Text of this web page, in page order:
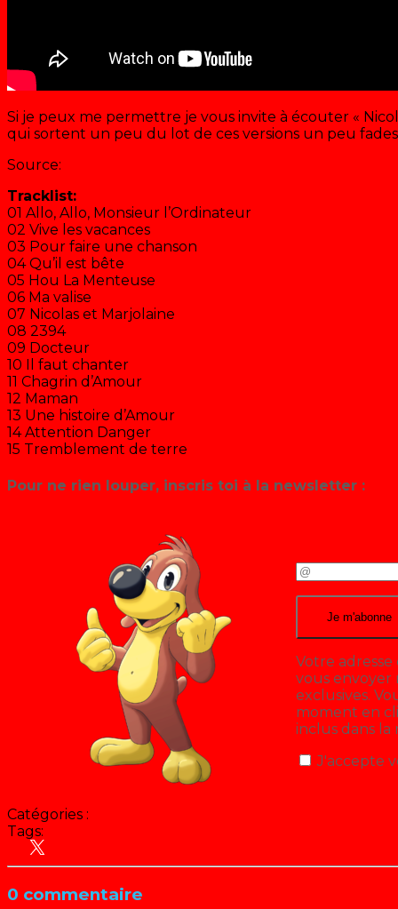
Si je peux me permettre je vous invite à écouter «
qui sortent un peu du lot de ces versions un peu
Source:
Tracklist:
01 Allo, Allo, Monsieur l’Ordinateur
02 Vive les vacances
03 Pour faire une chanson
04 Qu’il est bête
05 Hou La Menteuse
06 Ma valise
07 Nicolas et Marjolaine
08 2394
09 Docteur
10 Il faut chanter
11 Chagrin d’Amour
12 Maman
13 Une histoire d’Amour
14 Attention Danger
15 Tremblement de terre
Pour ne rien louper, inscris toi à la newsletter :
Votre
vous
exclusives.
moment en
inclus dans la
J'accepte
Catégories :
Tags:
0 commentaire